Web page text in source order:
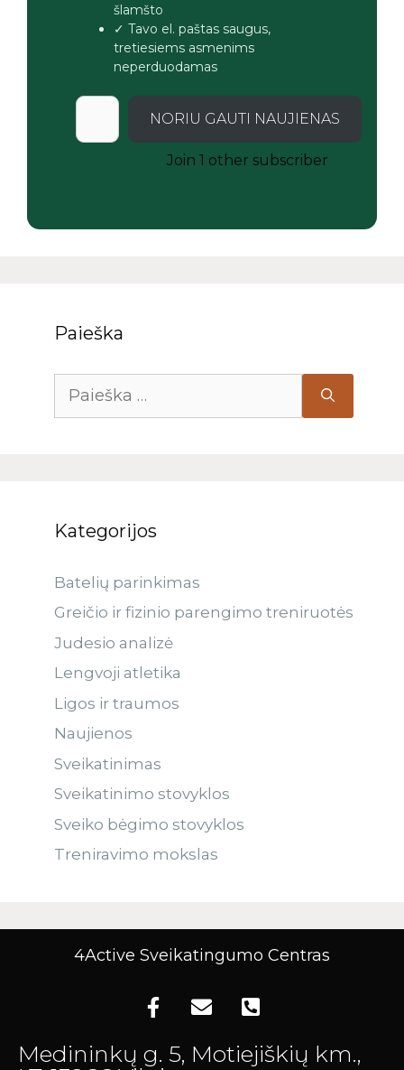
šlamšto
✓ Tavo el. paštas saugus,
tretiesiems asmenims
neperduodamas
NORIU GAUTI NAUJIENAS
Join 1 other subscriber
Paieška
Kategorijos
Batelių parinkimas
Greičio ir fizinio parengimo treniruotės
Judesio analizė
Lengvoji atletika
Ligos ir traumos
Naujienos
Sveikatinimas
Sveikatinimo stovyklos
Sveiko bėgimo stovyklos
Treniravimo mokslas
4Active Sveikatingumo Centras
Medininkų g. 5, Motiejiškių km.,